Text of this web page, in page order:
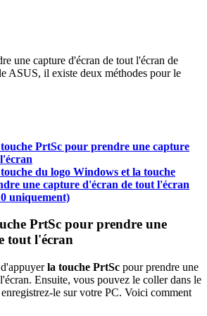
une capture d'écran de tout l'écran de
ASUS, il existe deux méthodes pour le
PrtSc pour prendre une capture
du logo Windows et la touche
une capture d'écran de tout l'écran
uniquement)
PrtSc pour prendre une
tout l'écran
la touche PrtSc pour prendre une
Ensuite, vous pouvez le coller dans le
le sur votre PC. Voici comment